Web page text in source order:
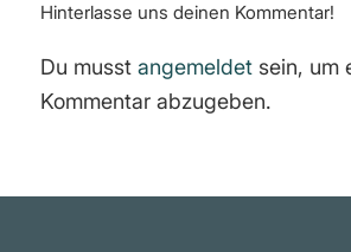
Hinterlasse uns deinen Kommentar!
Du musst angemeldetsein, um
Kommentar abzugeben.